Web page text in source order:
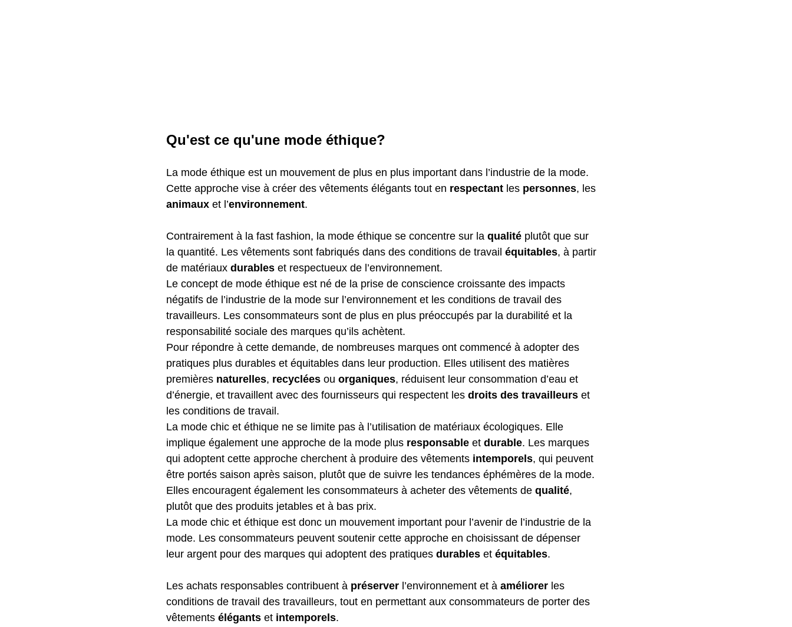
Qu'est ce qu'une mode éthique?
La mode éthique est un mouvement de plus en plus important dans l’industrie de la mode.
Cette approche vise à créer des vêtements élégants tout en respectant les personnes, les
animaux et l’environnement.
Contrairement à la fast fashion, la mode éthique se concentre sur la qualité plutôt que sur
la quantité. Les vêtements sont fabriqués dans des conditions de travail équitables, à partir
de matériaux durables et respectueux de l’environnement.
Le concept de mode éthique est né de la prise de conscience croissante des impacts
négatifs de l’industrie de la mode sur l’environnement et les conditions de travail des
travailleurs. Les consommateurs sont de plus en plus préoccupés par la durabilité et la
responsabilité sociale des marques qu’ils achètent.
Pour répondre à cette demande, de nombreuses marques ont commencé à adopter des
pratiques plus durables et équitables dans leur production. Elles utilisent des matières
premières naturelles, recyclées ou organiques, réduisent leur consommation d’eau et
d’énergie, et travaillent avec des fournisseurs qui respectent les droits des travailleurs et
les conditions de travail.
La mode chic et éthique ne se limite pas à l’utilisation de matériaux écologiques. Elle
implique également une approche de la mode plus responsable et durable. Les marques
qui adoptent cette approche cherchent à produire des vêtements intemporels, qui peuvent
être portés saison après saison, plutôt que de suivre les tendances éphémères de la mode.
Elles encouragent également les consommateurs à acheter des vêtements de qualité,
plutôt que des produits jetables et à bas prix.
La mode chic et éthique est donc un mouvement important pour l’avenir de l’industrie de la
mode. Les consommateurs peuvent soutenir cette approche en choisissant de dépenser
leur argent pour des marques qui adoptent des pratiques durables et équitables.
Les achats responsables contribuent à préserver l’environnement et à améliorer les
conditions de travail des travailleurs, tout en permettant aux consommateurs de porter des
vêtements élégants et intemporels.